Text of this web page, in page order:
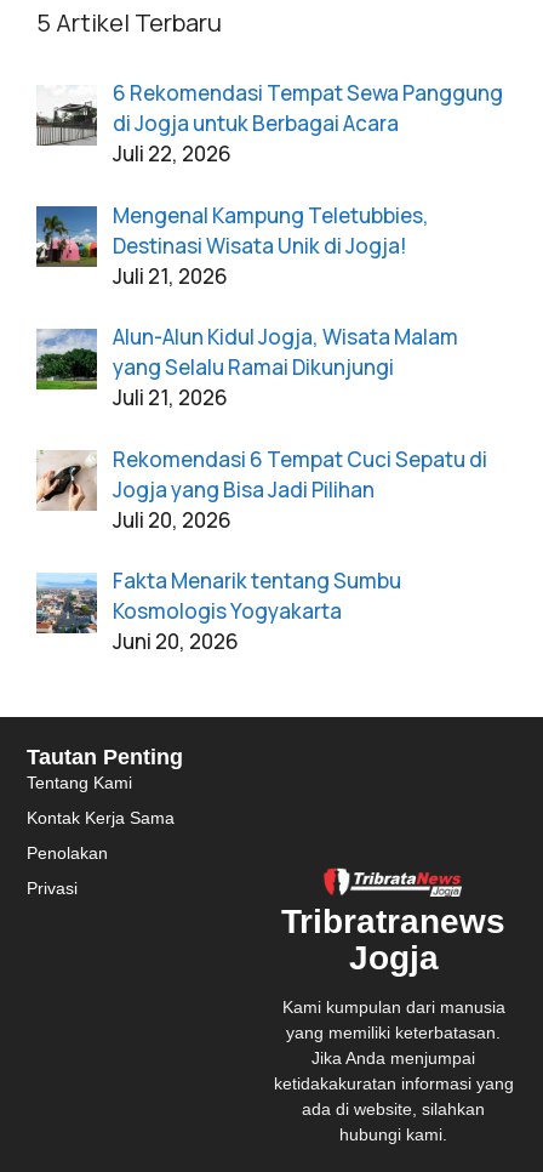
5 Artikel Terbaru
6 Rekomendasi Tempat Sewa Panggung
di Jogja untuk Berbagai Acara
Juli 22, 2026
Mengenal Kampung Teletubbies,
Destinasi Wisata Unik di Jogja!
Juli 21, 2026
Alun-Alun Kidul Jogja, Wisata Malam
yang Selalu Ramai Dikunjungi
Juli 21, 2026
Rekomendasi 6 Tempat Cuci Sepatu di
Jogja yang Bisa Jadi Pilihan
Juli 20, 2026
Fakta Menarik tentang Sumbu
Kosmologis Yogyakarta
Juni 20, 2026
Tribratranews
Jogja
Kami kumpulan dari manusia
yang memiliki keterbatasan.
Jika Anda menjumpai
ketidakakuratan informasi yang
ada di website, silahkan
hubungi kami.
Tautan Penting
Tentang Kami
Kontak Kerja Sama
Penolakan
Privasi